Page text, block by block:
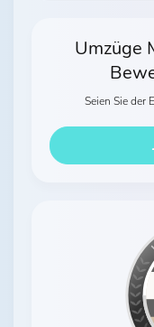
Umzüge
Seien Sie der